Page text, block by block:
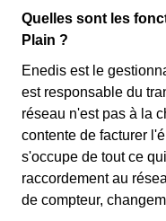
Quelles sont les
Plain ?
Enedis est le
est responsable du
réseau n'est pas à la
contente de facturer
s'occupe de tout ce
raccordement au
de compteur,